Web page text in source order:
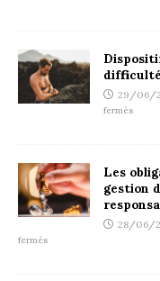
29/06/
fermés
Les
gestion
28/06/
fermés